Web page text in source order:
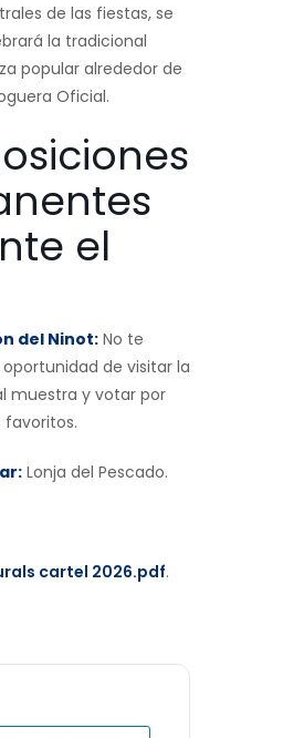
de las fiestas, se
la tradicional
popular alrededor de
Oficial.
el
del Ninot: No te
de visitar la
muestra y votar por
favoritos.
Lonja del Pescado.
cartel 2026.pdf.